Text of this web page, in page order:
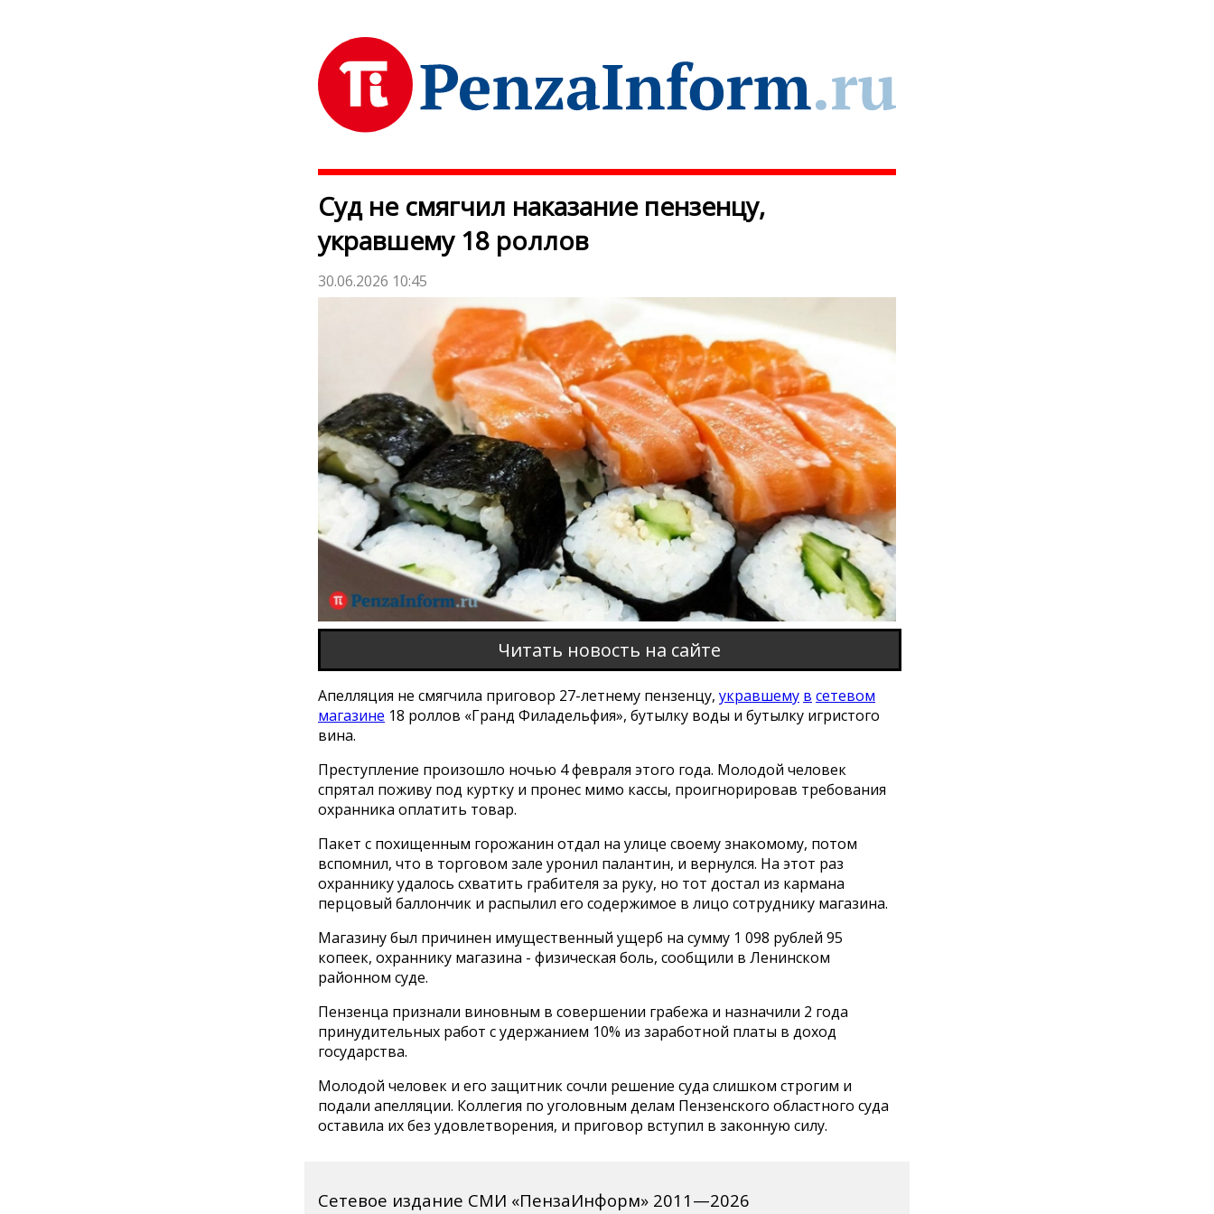
Суд не смягчил наказание пензенцу,
укравшему 18 роллов
30.06.2026 10:45
Читать новость на сайте
Апелляция не смягчила приговор 27-летнему пензенцу, укравшему в сетевом
магазине 18 роллов «Гранд Филадельфия», бутылку воды и бутылку игристого
вина.
Преступление произошло ночью 4 февраля этого года. Молодой человек
спрятал поживу под куртку и пронес мимо кассы, проигнорировав требования
охранника оплатить товар.
Пакет с похищенным горожанин отдал на улице своему знакомому, потом
вспомнил, что в торговом зале уронил палантин, и вернулся. На этот раз
охраннику удалось схватить грабителя за руку, но тот достал из кармана
перцовый баллончик и распылил его содержимое в лицо сотруднику магазина.
Магазину был причинен имущественный ущерб на сумму 1 098 рублей 95
копеек, охраннику магазина - физическая боль, сообщили в Ленинском
районном суде.
Пензенца признали виновным в совершении грабежа и назначили 2 года
принудительных работ с удержанием 10% из заработной платы в доход
государства.
Молодой человек и его защитник сочли решение суда слишком строгим и
подали апелляции. Коллегия по уголовным делам Пензенского областного суда
оставила их без удовлетворения, и приговор вступил в законную силу.
Сетевое издание СМИ «ПензаИнформ» 2011—2026